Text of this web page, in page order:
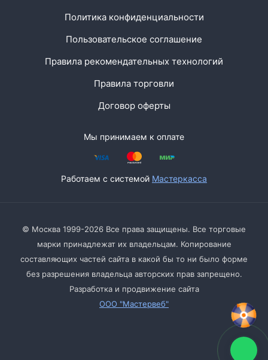
Политика конфиденциальности
Пользовательское соглашение
Правила рекомендательных технологий
Правила торговли
Договор оферты
Мы принимаем к оплате
Работаем с системой Мастеркасса
© Москва 1999-2026 Все права защищены. Все торговые
марки принадлежат их владельцам. Копирование
составляющих частей сайта в какой бы то ни было форме
без разрешения владельца авторских прав запрещено.
Разработка и продвижение сайта
ООО "Мастервеб"